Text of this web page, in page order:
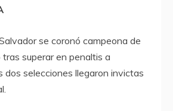
se coronó campeona de
superar en penaltis a
dos selecciones llegaron invictas